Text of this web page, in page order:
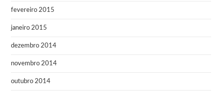
fevereiro 2015
janeiro 2015
dezembro 2014
novembro 2014
outubro 2014